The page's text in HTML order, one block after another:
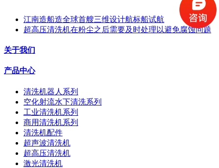
江南造船造全球首艘三维设计航标船试航
超高压清洗机在粉尘之后需要及时处理以避免腐蚀问题
关于我们
产品中心
清洗机器人系列
空化射流水下清洗系列
工业清洗机系列
商用清洗机系列
清洗机配件
超声波清洗机
超高压清洗机
激光清洗机